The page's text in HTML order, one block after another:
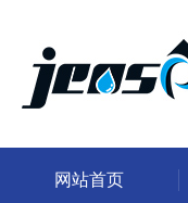
网站首页